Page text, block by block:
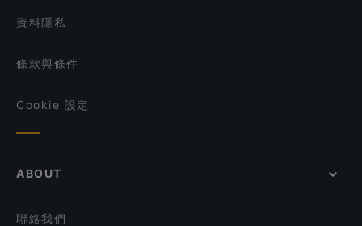
資料隱私
條款與條件
Cookie 設定
ABOUT
聯絡我們